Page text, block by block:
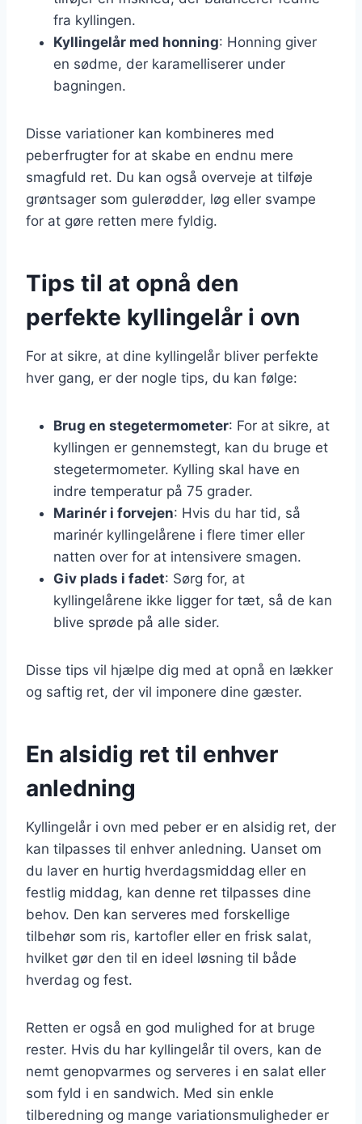
fra kyllingen.
Kyllingelår med honning: Honning giver
en sødme, der karamelliserer under
bagningen.
Disse variationer kan kombineres med
peberfrugter for at skabe en endnu mere
smagfuld ret. Du kan også overveje at tilføje
grøntsager som gulerødder, løg eller svampe
for at gøre retten mere fyldig.
Tips til at opnå den
perfekte kyllingelår i ovn
For at sikre, at dine kyllingelår bliver perfekte
hver gang, er der nogle tips, du kan følge:
Brug en stegetermometer: For at sikre, at
kyllingen er gennemstegt, kan du bruge et
stegetermometer. Kylling skal have en
indre temperatur på 75 grader.
Marinér i forvejen: Hvis du har tid, så
marinér kyllingelårene i flere timer eller
natten over for at intensivere smagen.
Giv plads i fadet: Sørg for, at
kyllingelårene ikke ligger for tæt, så de kan
blive sprøde på alle sider.
Disse tips vil hjælpe dig med at opnå en lækker
og saftig ret, der vil imponere dine gæster.
En alsidig ret til enhver
anledning
Kyllingelår i ovn med peber er en alsidig ret, der
kan tilpasses til enhver anledning. Uanset om
du laver en hurtig hverdagsmiddag eller en
festlig middag, kan denne ret tilpasses dine
behov. Den kan serveres med forskellige
tilbehør som ris, kartofler eller en frisk salat,
hvilket gør den til en ideel løsning til både
hverdag og fest.
Retten er også en god mulighed for at bruge
rester. Hvis du har kyllingelår til overs, kan de
nemt genopvarmes og serveres i en salat eller
som fyld i en sandwich. Med sin enkle
tilberedning og mange variationsmuligheder er